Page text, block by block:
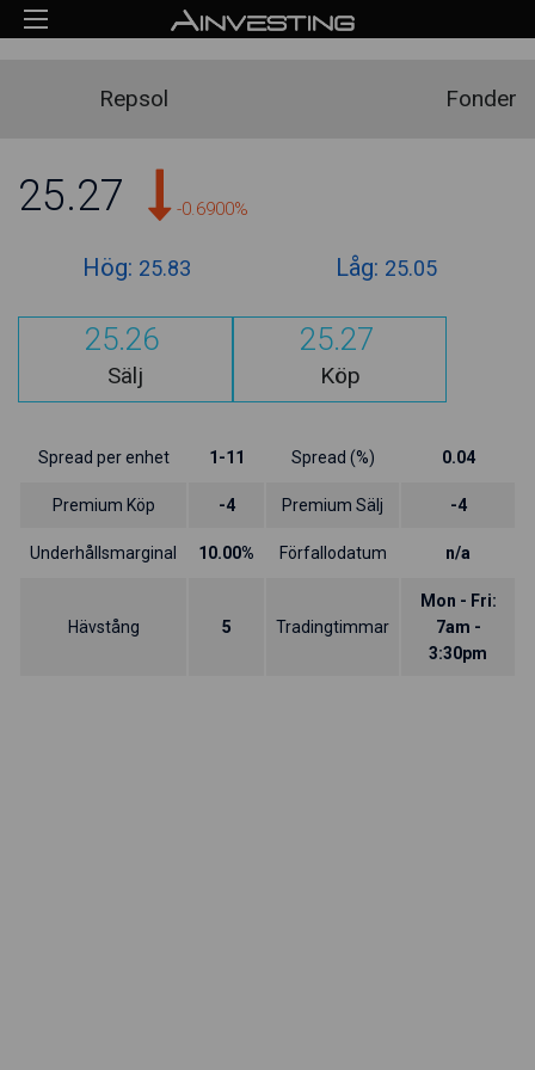
Repsol Fonder
25.27 -0.6900%
Hög: 25.83 Låg: 25.05
25.26
Sälj
25.27
Köp
Spread per enhet 1-11 Spread (%) 0.04
Premium Köp -4 Premium Sälj -4
Underhållsmarginal 10.00% Förfallodatum n/a
Hävstång 5 Tradingtimmar
Mon - Fri:
7am -
3:30pm